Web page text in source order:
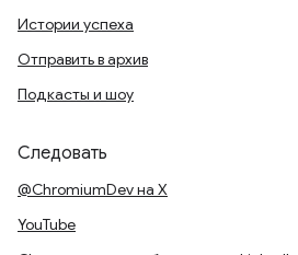
Истории успеха
Отправить в архив
Подкасты и шоу
Следовать
@ChromiumDev на X
YouTube